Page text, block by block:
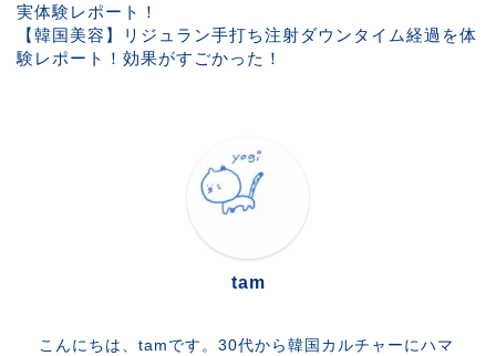
実体験レポート！
【韓国美容】リジュラン手打ち注射ダウンタイム経過を体
験レポート！効果がすごかった！
tam
こんにちは、tamです。30代から韓国カルチャーにハマ